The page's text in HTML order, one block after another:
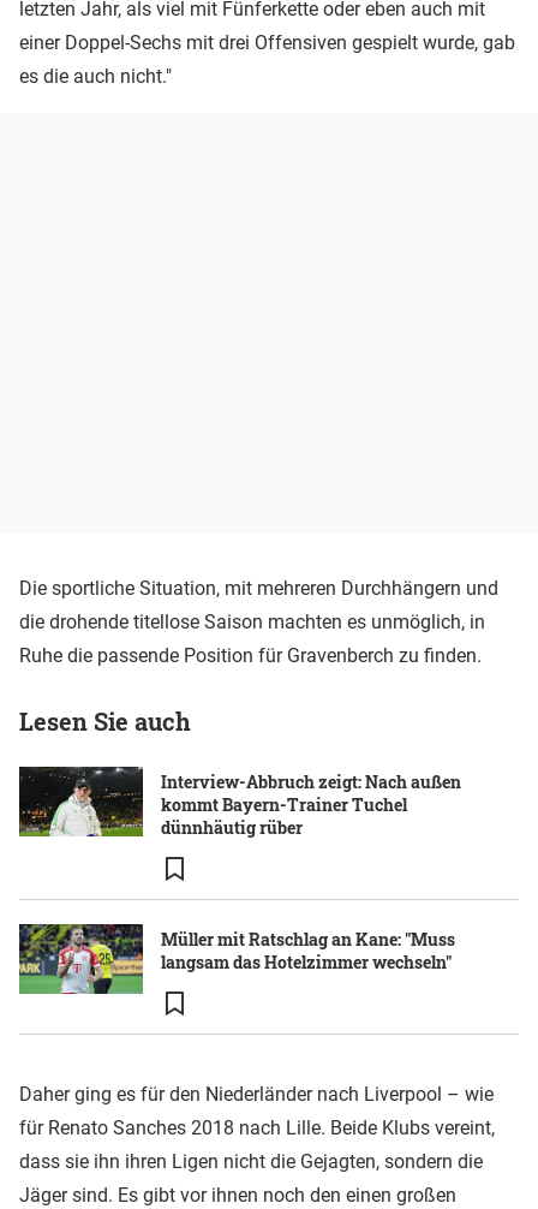
letzten Jahr, als viel mit Fünferkette oder eben auch mit
einer Doppel-Sechs mit drei Offensiven gespielt wurde, gab
es die auch nicht."
Die sportliche Situation, mit mehreren Durchhängern und
die drohende titellose Saison machten es unmöglich, in
Ruhe die passende Position für Gravenberch zu finden.
Lesen Sie auch
Interview-Abbruch zeigt: Nach außen
kommt Bayern-Trainer Tuchel
dünnhäutig rüber
Müller mit Ratschlag an Kane: "Muss
langsam das Hotelzimmer wechseln"
Daher ging es für den Niederländer nach Liverpool – wie
für Renato Sanches 2018 nach Lille. Beide Klubs vereint,
dass sie ihn ihren Ligen nicht die Gejagten, sondern die
Jäger sind. Es gibt vor ihnen noch den einen großen